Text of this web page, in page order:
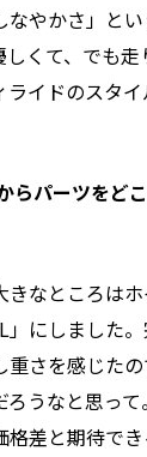
なやかさ」と
くて、でも走
ライドのスタ
パーツをど
きなところはホ
」にしました
重さを感じた
ろうなと思っ
格差と期待で